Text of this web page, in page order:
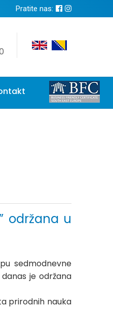
Pratite nas:
održana u
sedmodnevne
je održana
prirodnih nauka